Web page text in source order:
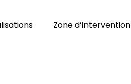
Zone d’intervention